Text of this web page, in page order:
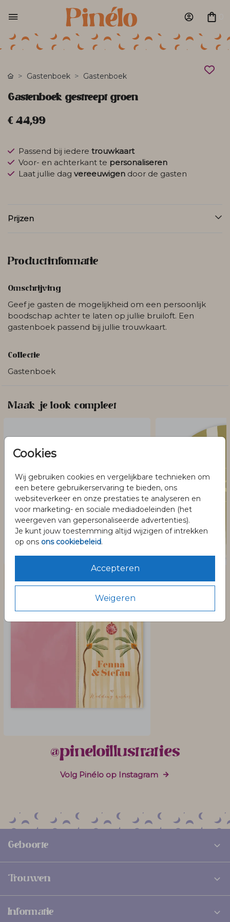
Cookies
Wij gebruiken cookies en vergelijkbare technieken om
een betere gebruikerservaring te bieden, ons
websiteverkeer en onze prestaties te analyseren en
voor marketing- en sociale mediadoeleinden (het
weergeven van gepersonaliseerde advertenties).
Je kunt jouw toestemming altijd wijzigen of intrekken
op ons ons cookiebeleid.
Accepteren
Weigeren
Gastenboek Gastenboek
Gastenboek gestreept groen
€ 44,99
Passend bij iedere trouwkaart
Voor- en achterkant te personaliseren
Laat jullie dag vereeuwigen door de gasten
Prijzen
Productinformatie
Omschrijving
Geef je gasten de mogelijkheid om een persoonlijk
boodschap achter te laten op jullie bruiloft. Een
gastenboek passend bij jullie trouwkaart.
Collectie
Gastenboek
Maak je look compleet
@pineloillustraties
Volg Pinélo op Instagram
Geboorte
Trouwen
Informatie